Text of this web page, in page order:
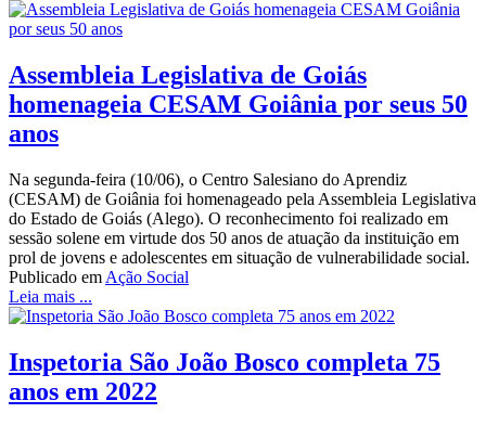
Assembleia Legislativa de Goiás
homenageia CESAM Goiânia por seus 50
anos
Na segunda-feira (10/06), o Centro Salesiano do Aprendiz
(CESAM) de Goiânia foi homenageado pela Assembleia Legislativa
do Estado de Goiás (Alego). O reconhecimento foi realizado em
sessão solene em virtude dos 50 anos de atuação da instituição em
prol de jovens e adolescentes em situação de vulnerabilidade social.
Publicado em Ação Social
Leia mais ...
Inspetoria São João Bosco completa 75
anos em 2022